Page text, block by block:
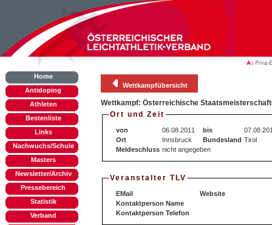
Home
Antidoping
Athleten
Bestenliste
Links
Nachwuchs/Schule
Masters
Newsletter/Archiv
Pressebereich
Statistik
Verband
Wettkampfübersicht
Wettkampf: Österreichische
Ort und Zeit
von 06.08.2011 bis
Ort
Innsbruck Bundesland Tirol
Meldeschluss nicht angegeben
Veranstalter TLV
EMail
Website
Kontaktperson Name
Kontaktperson Telefon